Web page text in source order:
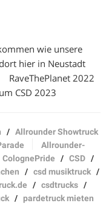
wie unsere
hier in Neustadt
RaveThePlanet 2022
CSD 2023
/Allrounder Showtruck
Allrounder-
ColognePride /CSD /
/csd musiktruck /
/csdtrucks /
/pardetruck mieten